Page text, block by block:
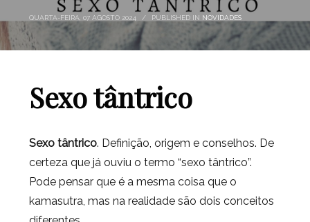
QUARTA-FEIRA, 07 AGOSTO 2024 / PUBLISHED IN NOVIDADES
Sexo tântrico
Sexo tântrico. Definição, origem e conselhos. De
certeza que já ouviu o termo “sexo tântrico”.
Pode pensar que é a mesma coisa que o
kamasutra, mas na realidade são dois conceitos